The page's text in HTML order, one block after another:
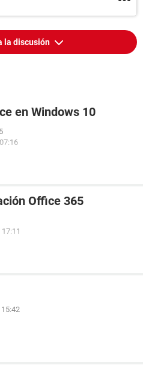
la discusión
en Windows 10
Office 365